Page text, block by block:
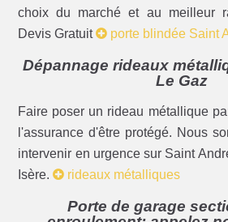
choix du marché et au meilleur
Devis Gratuit
porte blindée Saint
Dépannage rideaux
Le Gaz
Faire poser un rideau métallique
l'assurance d'être protégé. Nous
intervenir en urgence sur Saint
Isère.
rideaux métalliques
Porte de garage